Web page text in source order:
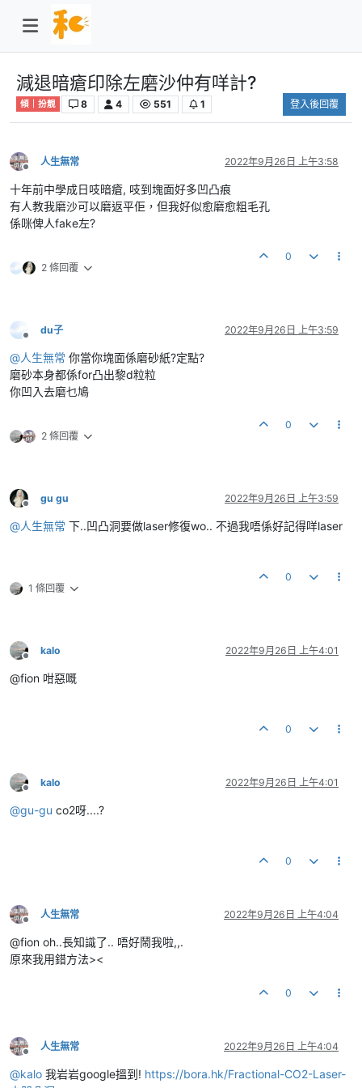
減退暗瘡印除左磨沙仲有咩計?
傾｜扮靚 8 4 551 1 登入後回覆
離線
人生無常 2022年9月26日 上午3:58
十年前中學成日吱暗瘡, 吱到塊面好多凹凸痕
有人教我磨沙可以磨返平佢，但我好似愈磨愈粗毛孔
係咪俾人fake左?
2 條回覆
0
離線
du子 2022年9月26日 上午3:59
@人生無常 你當你塊面係磨砂紙?定點?
磨砂本身都係for凸出黎d粒粒
你凹入去磨乜鳩
2 條回覆
0
離線
gu gu 2022年9月26日 上午3:59
@人生無常 下..凹凸洞要做laser修復wo.. 不過我唔係好記得咩laser
1 條回覆
0
離線
kalo 2022年9月26日 上午4:01
@fion 咁惡嘅
0
離線
kalo 2022年9月26日 上午4:01
@gu-gu co2呀....?
0
離線
人生無常 2022年9月26日 上午4:04
@fion oh..長知識了.. 唔好鬧我啦,,.
原來我用錯方法><
0
離線
人生無常 2022年9月26日 上午4:04
@kalo 我岩岩google搵到! https://bora.hk/Fractional-CO2-Laser-